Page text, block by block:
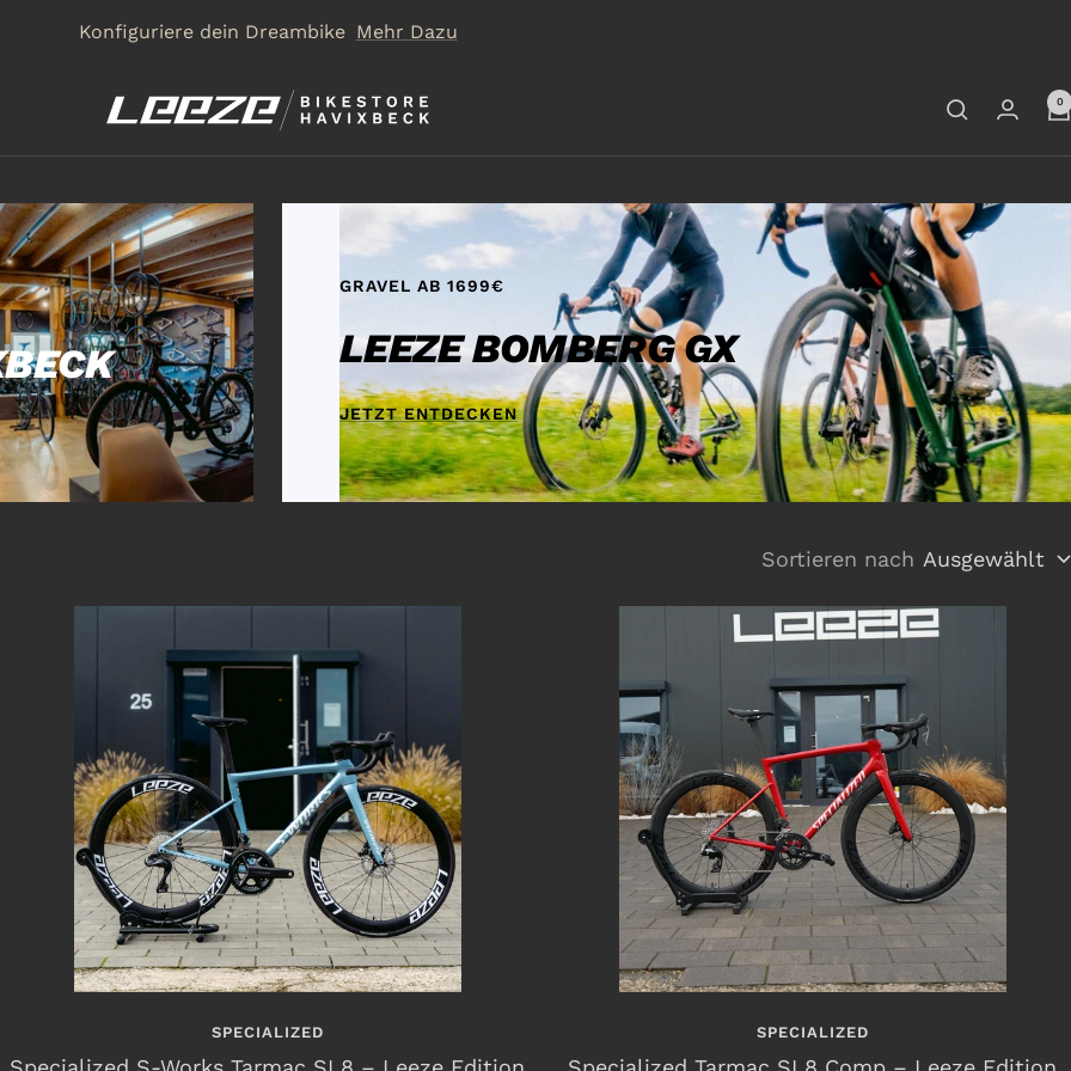
Konfiguriere dein Dreambike Mehr Dazu
Leeze
0
GRAVEL AB 1699€
LEEZE BOMBERG GX
JETZT ENTDECKEN
Sortieren nach Ausgewählt
SPECIALIZED SPECIALIZED